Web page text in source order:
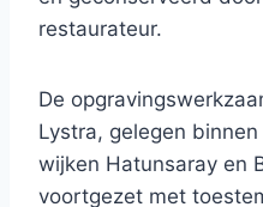
restaurateur.
De
Lystra, gelegen
wijken Hatunsaray en
voortgezet met